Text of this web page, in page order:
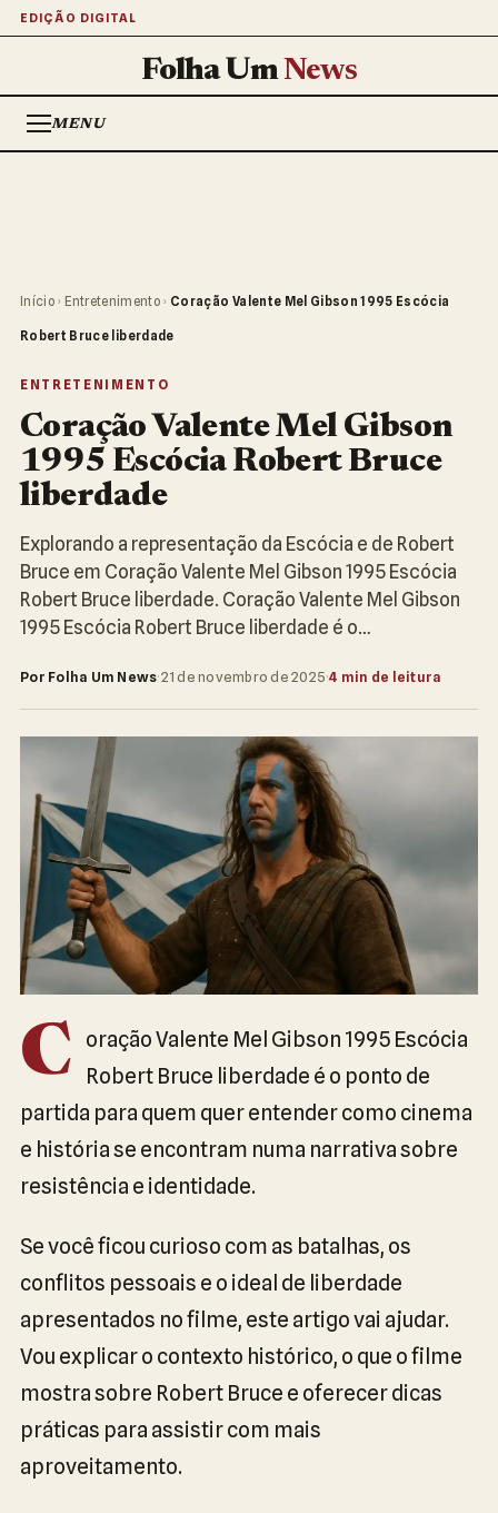
EDIÇÃO DIGITAL
Folha UmNews
MENU
Início › Entretenimento › Coração Valente Mel Gibson 1995 Escócia
Robert Bruce liberdade
ENTRETENIMENTO
Coração Valente Mel Gibson
1995 Escócia Robert Bruce
liberdade
Explorando a representação da Escócia e de Robert
Bruce em Coração Valente Mel Gibson 1995 Escócia
Robert Bruce liberdade. Coração Valente Mel Gibson
1995 Escócia Robert Bruce liberdade é o…
Por Folha Um News·21 de novembro de 2025·4 min de leitura
C
oração Valente Mel Gibson 1995 Escócia
Robert Bruce liberdade é o ponto de
partida para quem quer entender como cinema
e história se encontram numa narrativa sobre
resistência e identidade.
Se você ficou curioso com as batalhas, os
conflitos pessoais e o ideal de liberdade
apresentados no filme, este artigo vai ajudar.
Vou explicar o contexto histórico, o que o filme
mostra sobre Robert Bruce e oferecer dicas
práticas para assistir com mais
aproveitamento.